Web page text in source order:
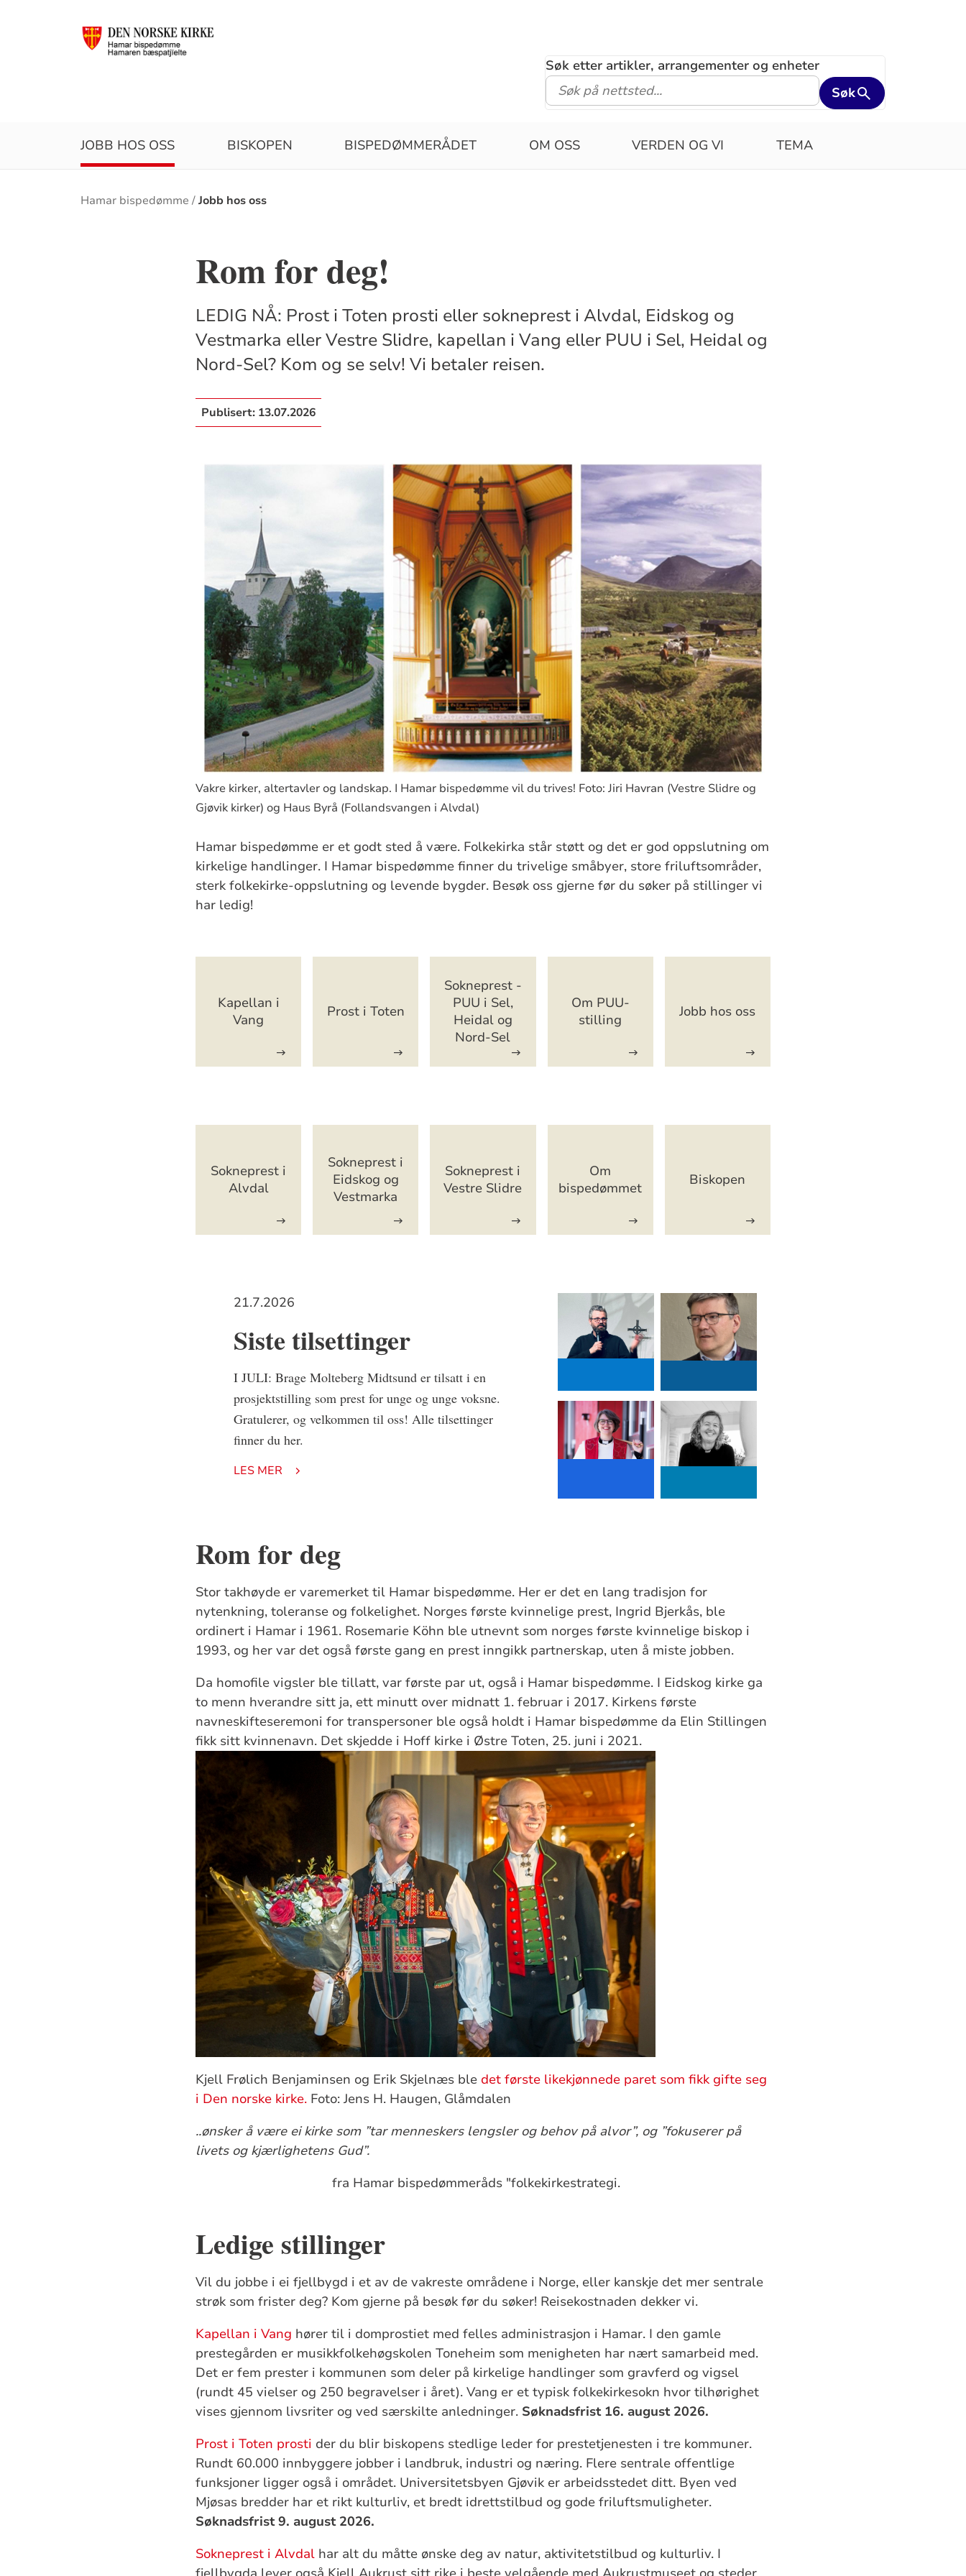
Søk etter artikler, arrangementer og enheter
Søk
JOBB HOS OSS BISKOPEN BISPEDØMMERÅDET OM OSS VERDEN OG VI TEMA
Brødsmulesti
Hamar bispedømme Jobb hos oss
Rom for deg!
LEDIG NÅ: Prost i Toten prosti eller sokneprest i Alvdal, Eidskog og
Vestmarka eller Vestre Slidre, kapellan i Vang eller PUU i Sel, Heidal og
Nord-Sel? Kom og se selv! Vi betaler reisen.
Publisert: 13.07.2026
Vakre kirker, altertavler og landskap. I Hamar bispedømme vil du trives! Foto: Jiri Havran (Vestre Slidre og
Gjøvik kirker) og Haus Byrå (Follandsvangen i Alvdal)
Hamar bispedømme er et godt sted å være. Folkekirka står støtt og det er god oppslutning om
kirkelige handlinger. I Hamar bispedømme finner du trivelige småbyer, store friluftsområder,
sterk folkekirke-oppslutning og levende bygder. Besøk oss gjerne før du søker på stillinger vi
har ledig!
Kapellan i
Vang
Prost i Toten
Sokneprest -
PUU i Sel,
Heidal og
Nord-Sel
Om PUU-
stilling
Jobb hos oss
Sokneprest i
Alvdal
Sokneprest i
Eidskog og
Vestmarka
Sokneprest i
Vestre Slidre
Om
bispedømmet
Biskopen
21.7.2026
Siste tilsettinger
I JULI: Brage Molteberg Midtsund er tilsatt i en
prosjektstilling som prest for unge og unge voksne.
Gratulerer, og velkommen til oss! Alle tilsettinger
finner du her.
LES MER
Rom for deg
Stor takhøyde er varemerket til Hamar bispedømme. Her er det en lang tradisjon for
nytenkning, toleranse og folkelighet. Norges første kvinnelige prest, Ingrid Bjerkås, ble
ordinert i Hamar i 1961. Rosemarie Köhn ble utnevnt som norges første kvinnelige biskop i
1993, og her var det også første gang en prest inngikk partnerskap, uten å miste jobben.
Da homofile vigsler ble tillatt, var første par ut, også i Hamar bispedømme. I Eidskog kirke ga
to menn hverandre sitt ja, ett minutt over midnatt 1. februar i 2017. Kirkens første
navneskifteseremoni for transpersoner ble også holdt i Hamar bispedømme da Elin Stillingen
fikk sitt kvinnenavn. Det skjedde i Hoff kirke i Østre Toten, 25. juni i 2021.
Kjell Frølich Benjaminsen og Erik Skjelnæs ble det første likekjønnede paret som fikk gifte seg
i Den norske kirke. Foto: Jens H. Haugen, Glåmdalen
..ønsker å være ei kirke som ”tar menneskers lengsler og behov på alvor”, og ”fokuserer på
livets og kjærlighetens Gud”.
fra Hamar bispedømmeråds "folkekirkestrategi.
Ledige stillinger
Vil du jobbe i ei fjellbygd i et av de vakreste områdene i Norge, eller kanskje det mer sentrale
strøk som frister deg? Kom gjerne på besøk før du søker! Reisekostnaden dekker vi.
Kapellan i Vang hører til i domprostiet med felles administrasjon i Hamar. I den gamle
prestegården er musikkfolkehøgskolen Toneheim som menigheten har nært samarbeid med.
Det er fem prester i kommunen som deler på kirkelige handlinger som gravferd og vigsel
(rundt 45 vielser og 250 begravelser i året). Vang er et typisk folkekirkesokn hvor tilhørighet
vises gjennom livsriter og ved særskilte anledninger. Søknadsfrist 16. august 2026.
Prost i Toten prosti der du blir biskopens stedlige leder for prestetjenesten i tre kommuner.
Rundt 60.000 innbyggere jobber i landbruk, industri og næring. Flere sentrale offentlige
funksjoner ligger også i området. Universitetsbyen Gjøvik er arbeidsstedet ditt. Byen ved
Mjøsas bredder har et rikt kulturliv, et bredt idrettstilbud og gode friluftsmuligheter.
Søknadsfrist 9. august 2026.
Sokneprest i Alvdal har alt du måtte ønske deg av natur, aktivitetstilbud og kulturliv. I